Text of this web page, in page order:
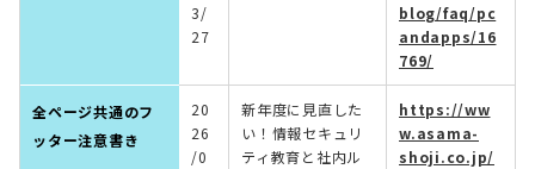
3/
27
blog/faq/pc
andapps/16
769/
全ページ共通のフ
ッター注意書き
20
26
/0
新年度に見直した
い！情報セキュリ
ティ教育と社内ル
https://ww
w.asama-
shoji.co.jp/